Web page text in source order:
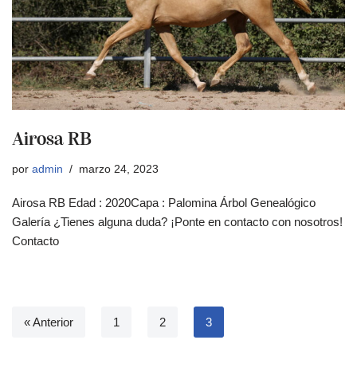
Airosa RB
por admin marzo 24, 2023
Airosa RB Edad : 2020Capa : Palomina Árbol Genealógico
Galería ¿Tienes alguna duda? ¡Ponte en contacto con nosotros!
Contacto
« Anterior 1 2 3